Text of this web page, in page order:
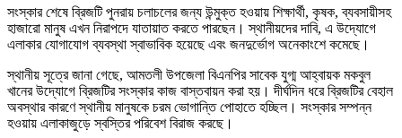
সংস্কার শেষে ব্রিজটি পুনরায় চলাচলের জন্য উন্মুক্ত হওয়ায় শিক্ষার্থী, কৃষক, ব্যবসায়ীসহ
হাজারো মানুষ এখন নিরাপদে যাতায়াত করতে পারছেন। স্থানীয়দের দাবি, এ উদ্যোগে
এলাকার যোগাযোগ ব্যবস্থা স্বাভাবিক হয়েছে এবং জনদুর্ভোগ অনেকাংশে কমেছে।
স্থানীয় সূত্রে জানা গেছে, আমতলী উপজেলা বিএনপির সাবেক যুগ্ম আহ্বায়ক মকবুল
খানের উদ্যোগে ব্রিজটির সংস্কার কাজ বাস্তবায়ন করা হয়। দীর্ঘদিন ধরে ব্রিজটির বেহাল
অবস্থার কারণে স্থানীয় মানুষকে চরম ভোগান্তি পোহাতে হচ্ছিল। সংস্কার সম্পন্ন
হওয়ায় এলাকাজুড়ে স্বস্তির পরিবেশ বিরাজ করছে।